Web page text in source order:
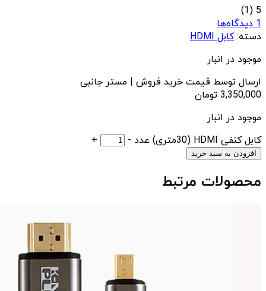
5
(1)
1 دیدگاه‌ها
دسته:کابل HDMI
موجود در انبار
ارسال توسط قیمت خرید فروش | مستر جانبی
3,350,000 تومان
موجود در انبار
کابل کنفی HDMI (30متری) عدد
-
+
افزودن به سبد خرید
محصولات مرتبط